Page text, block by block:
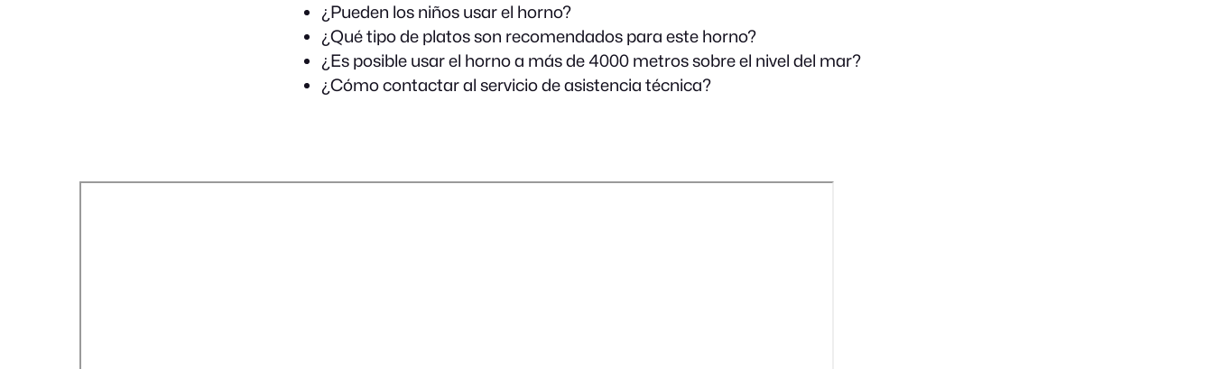
¿Pueden los niños usar el horno?
¿Qué tipo de platos son recomendados para este horno?
¿Es posible usar el horno a más de 4000 metros sobre el nivel del mar?
¿Cómo contactar al servicio de asistencia técnica?